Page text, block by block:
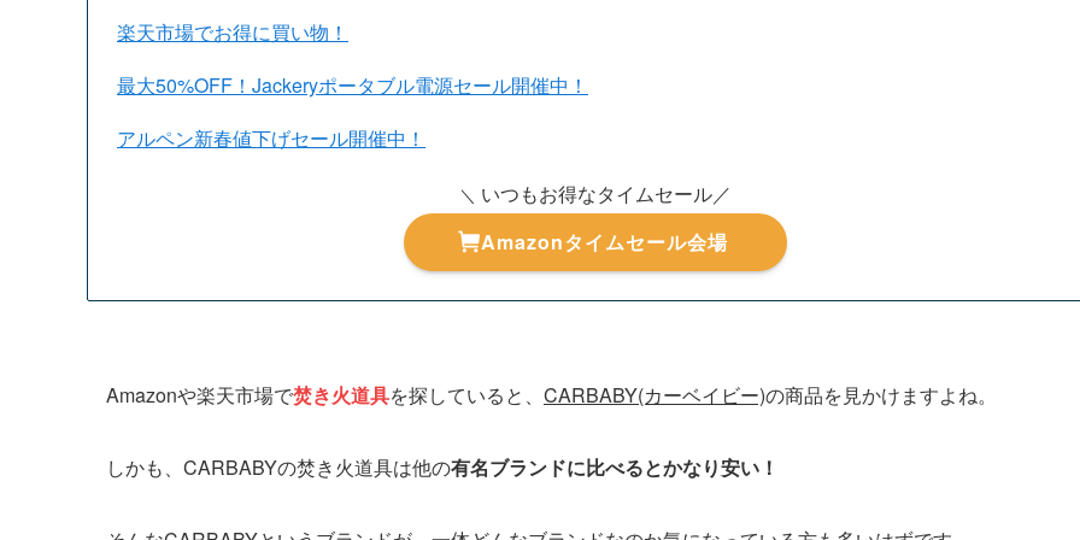
楽天市場でお得に買い物！
最大50%OFF！Jackeryポータブル電源セール開催中！
アルペン新春値下げセール開催中！
＼ いつもお得なタイムセール／
Amazonタイムセール会場
Amazonや楽天市場で焚き火道具を探していると、 CARBABY(カーベイビー)の商品を見かけますよね。
しかも、CARBABYの焚き火道具は他の有名ブランドに比べるとかなり安い！